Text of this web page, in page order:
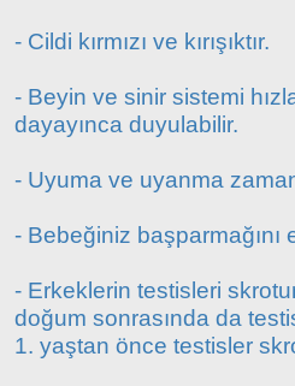
- Cildi kırmızı ve kırışıktır.
- Beyin ve sinir sistemi
dayayınca duyulabilir.
- Uyuma ve uyanma
- Bebeğiniz başparmağını
- Erkeklerin testisleri
doğum sonrasında da
1. yaştan önce testisler